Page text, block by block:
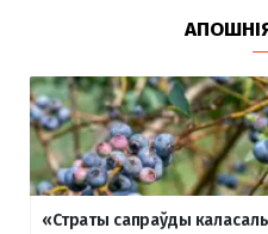
«Страты сапраўды